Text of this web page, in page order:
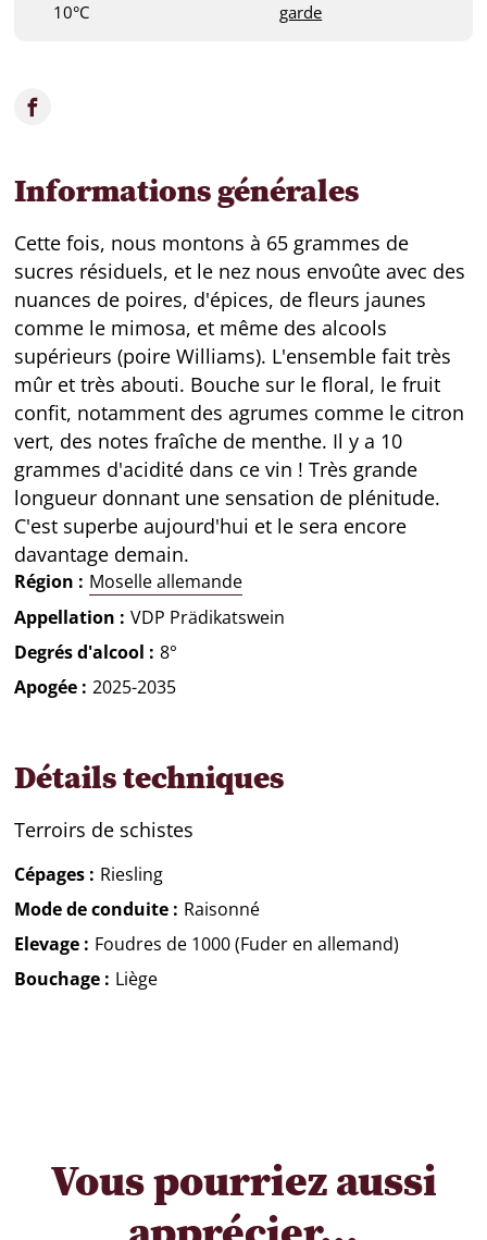
10°C
garde
Informations générales
Cette fois, nous montons à 65 grammes de
sucres résiduels, et le nez nous envoûte avec des
nuances de poires, d'épices, de fleurs jaunes
comme le mimosa, et même des alcools
supérieurs (poire Williams). L'ensemble fait très
mûr et très abouti. Bouche sur le floral, le fruit
confit, notamment des agrumes comme le citron
vert, des notes fraîche de menthe. Il y a 10
grammes d'acidité dans ce vin ! Très grande
longueur donnant une sensation de plénitude.
C'est superbe aujourd'hui et le sera encore
davantage demain.
Région
Moselle allemande
Appellation
VDP Prädikatswein
Degrés d'alcool
8°
Apogée
2025-2035
Détails techniques
Terroirs de schistes
Cépages
Riesling
Mode de conduite
Raisonné
Elevage
Foudres de 1000 (Fuder en allemand)
Bouchage
Liège
Vous pourriez aussi